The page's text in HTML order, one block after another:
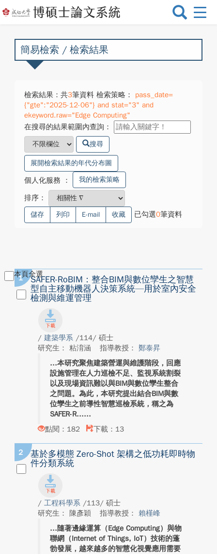
選
換
簡易檢索 / 檢索結果
檢索結果：共3筆資料 檢索策略：
pass_date=
{"gte":"2025-12-06"} and stat="3" and
ekeyword.raw="Edge Computing"
在搜尋的結果範圍內查詢：
搜尋
展開檢索結果的年代分布圖
個人化服務 ： 我的檢索策略
排序：
儲存 列印 E-mail 收藏 已勾選0筆資料
本頁全選
1
SAFER-RoBIM：整合BIM與數位孿生之智慧
型自主移動機器人決策系統—用於室內安全
檢測與維運管理
/ 建築學系 /114/ 碩士
研究生： 粘淯涵
指導教授： 鄭泰昇
本研究聚焦建築營運與維護階段，回應
設施管理在人力巡檢不足、監視系統割裂
以及現場資訊難以與BIM與數位孿生整合
之問題。為此，本研究提出結合BIM與數
位孿生之前導性智慧巡檢系統，稱之為
SAFER-R...
點閱：182
下載：13
2
基於多模態 Zero-Shot 架構之低功耗即時物
件分類系統
/ 工程科學系 /113/ 碩士
研究生： 陳彥穎
指導教授： 賴槿峰
隨著邊緣運算（Edge Computing）與物
聯網（Internet of Things, IoT）技術的蓬
勃發展，越來越多的智慧化視覺應用需要